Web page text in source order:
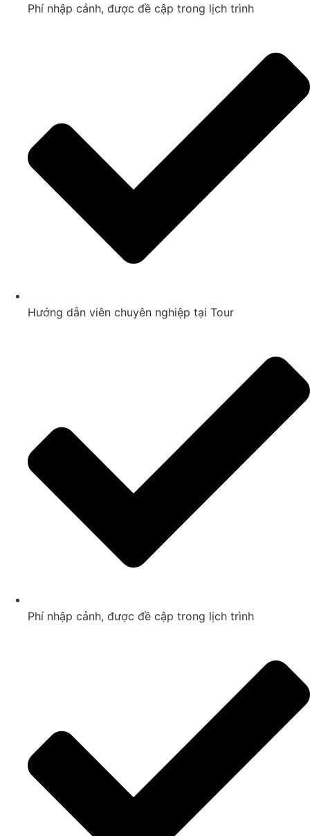
Phí nhập cảnh, được đề cập trong lịch trình
Hướng dẫn viên chuyên nghiệp tại Tour
Phí nhập cảnh, được đề cập trong lịch trình